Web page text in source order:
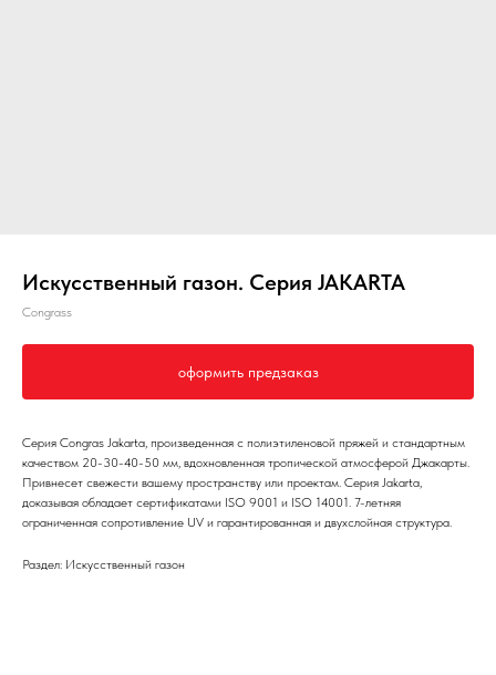
Искусственный газон. Серия JAKARTA
Congrass
оформить предзаказ
Серия Congras Jakarta, произведенная с полиэтиленовой пряжей и стандартным
качеством 20-30-40-50 мм, вдохновленная тропической атмосферой Джакарты.
Привнесет свежести вашему пространству или проектам. Серия Jakarta,
доказывая обладает сертификатами ISO 9001 и ISO 14001. 7-летняя
ограниченная сопротивление UV и гарантированная и двухслойная структура.
Раздел: Искусственный газон